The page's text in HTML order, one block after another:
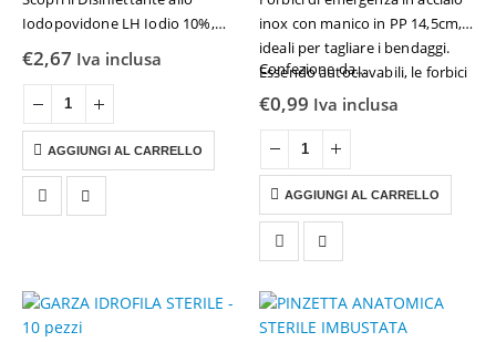
Iodopovidone LH Iodio 10%,
una soluzione disinfettante di
alta qualità, progettata per
garantire la massima igiene e
sicurezza in ambito medico e
domestico. Con un formato…
€2,67 Iva inclusa
AGGIUNGI AL CARRELLO
inox con manico in PP 14,5cm,
ideali per tagliare i bendaggi.
Essendo autoclavabili, le forbici
possono essere facilmente
elevati standard igienici.
Confezione da…
€0,99 Iva inclusa
AGGIUNGI AL CARRELLO